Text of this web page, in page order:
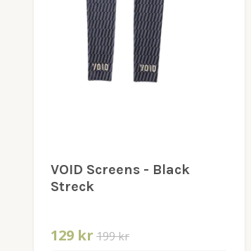
VOID Screens - Black
Streck
129 kr 199 kr